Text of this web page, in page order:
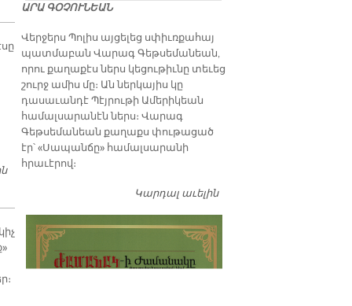
ԳԱԼՖԱԵԱՆ ՏԱՆ ՏԱՐԵՎԵՐՋԻ ՀԱՆԴԷՍԸ
ԱՐԱ ԳՕՉՈՒՆԵԱՆ
Վերջերս Պոլիս այցելեց սփիւռքահայ
պատմաբան Վարագ Գեթսեմանեան,
որու քաղաքէս ներս կեցութիւնը տեւեց
շուրջ ամիս մը։ Ան ներկայիս կը
դասաւանդէ Պէյրութի Ամերիկեան
համալսարանէն ներս։ Վարագ
Գեթսեմանեան քաղաքս փութացած
էր՝ «Սապանճը» համալսարանի
հրաւէրով։
Կարդալ աւելինՊոլիս այցելութեան
պատմաբան Վարագ